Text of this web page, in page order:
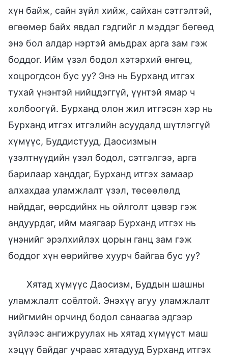
хүн байж, сайн зүйл хийж, сайхан сэтгэлтэй,
өгөөмөр байх явдал гэдгийг л мэддэг бөгөөд
энэ бол алдар нэртэй амьдрах арга зам гэж
боддог. Ийм үзэл бодол хэтэрхий өнгөц,
хоцрогдсон бус уу? Энэ нь Бурханд итгэх
тухай үнэнтэй нийцдэггүй, үүнтэй ямар ч
холбоогүй. Бурханд олон жил итгэсэн хэр нь
Бурханд итгэх итгэлийн асуудалд шүтлэггүй
хүмүүс, Буддистууд, Даосизмын
үзэлтнүүдийн үзэл бодол, сэтгэлгээ, арга
барилаар ханддаг, Бурханд итгэх замаар
алхахдаа уламжлалт үзэл, төсөөлөлд
найддаг, өөрсдийнх нь ойлголт цэвэр гэж
андуурдаг, ийм маягаар Бурханд итгэх нь
үнэнийг эрэлхийлэх цорын ганц зам гэж
боддог хүн өөрийгөө хуурч байгаа бус уу?
Хятад хүмүүс Даосизм, Буддын шашны
уламжлалт соёлтой. Энэхүү агуу уламжлалт
нийгмийн орчинд бодол санаагаа эдгээр
зүйлээс ангижруулах нь хятад хүмүүст маш
хэцүү байдаг учраас хятадууд Бурханд итгэх